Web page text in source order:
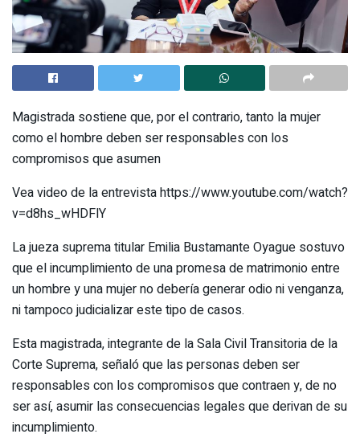
Magistrada sostiene que, por el contrario, tanto la mujer
como el hombre deben ser responsables con los
compromisos que asumen
Vea video de la entrevista https://www.youtube.com/watch?
v=d8hs_wHDFlY
La jueza suprema titular Emilia Bustamante Oyague sostuvo
que el incumplimiento de una promesa de matrimonio entre
un hombre y una mujer no debería generar odio ni venganza,
ni tampoco judicializar este tipo de casos.
Esta magistrada, integrante de la Sala Civil Transitoria de la
Corte Suprema, señaló que las personas deben ser
responsables con los compromisos que contraen y, de no
ser así, asumir las consecuencias legales que derivan de su
incumplimiento.